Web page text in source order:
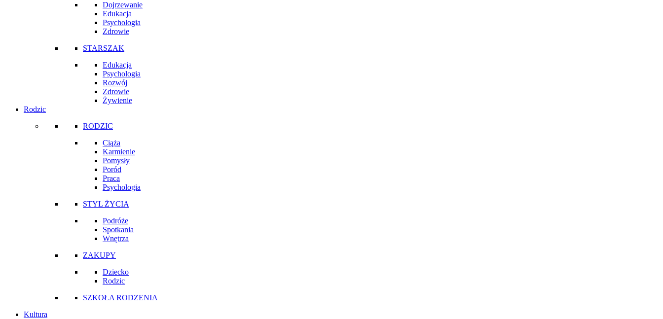
Dojrzewanie
Edukacja
Psychologia
Zdrowie
STARSZAK
Edukacja
Psychologia
Rozwój
Zdrowie
Żywienie
Rodzic
RODZIC
Ciąża
Karmienie
Pomysły
Poród
Praca
Psychologia
STYL ŻYCIA
Podróże
Spotkania
Wnętrza
ZAKUPY
Dziecko
Rodzic
SZKOŁA RODZENIA
Kultura